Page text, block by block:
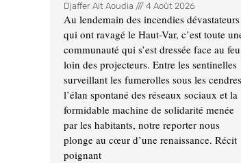
Djaffer Ait Aoudia 4 Août 2026
Au lendemain des incendies dévastateurs
qui ont ravagé le Haut-Var, c’est toute
communauté qui s’est dressée face au
loin des projecteurs. Entre les sentinelles
surveillant les fumerolles sous les
l’élan spontané des réseaux sociaux et la
formidable machine de solidarité menée
par les habitants, notre reporter nous
plonge au cœur d’une renaissance. Récit
poignant